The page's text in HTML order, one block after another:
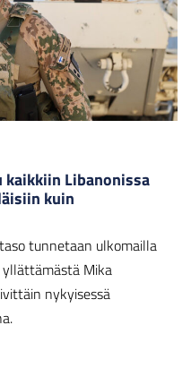
kaikkiin Libanonissa
kuin
tunnetaan ulkomailla
Mika
nykyisessä